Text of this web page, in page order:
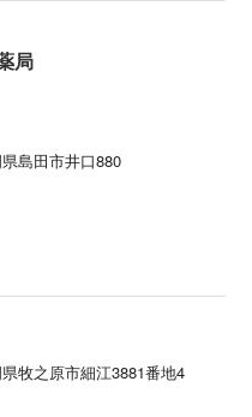
局
島田市井口880
牧之原市細江3881番地4